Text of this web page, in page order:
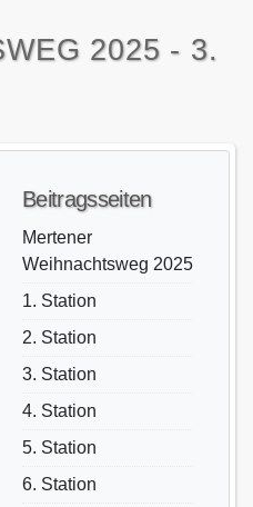
2025 - 3.
Beitragsseiten
Mertener
Weihnachtsweg 2025
1. Station
2. Station
3. Station
4. Station
5. Station
6. Station